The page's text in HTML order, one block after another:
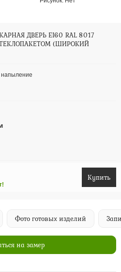
ДВЕРЬ EI60 RAL 8017
(ШИРОКИЙ
Купить
Фото готовых изделий
на замер